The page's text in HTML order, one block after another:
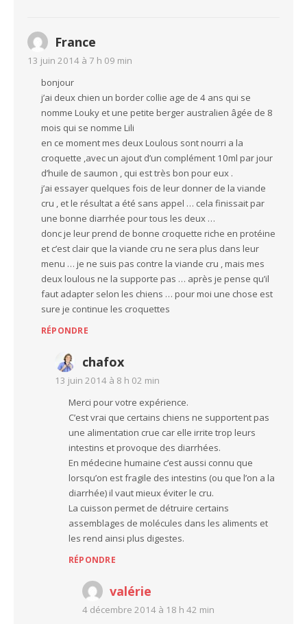
France
13 juin 2014 à 7 h 09 min
bonjour
j’ai deux chien un border collie age de 4 ans qui se
nomme Louky et une petite berger australien âgée de 8
mois qui se nomme Lili
en ce moment mes deux Loulous sont nourri a la
croquette ,avec un ajout d’un complément 10ml par jour
d’huile de saumon , qui est très bon pour eux .
j’ai essayer quelques fois de leur donner de la viande
cru , et le résultat a été sans appel … cela finissait par
une bonne diarrhée pour tous les deux …
donc je leur prend de bonne croquette riche en protéine
et c’est clair que la viande cru ne sera plus dans leur
menu … je ne suis pas contre la viande cru , mais mes
deux loulous ne la supporte pas … après je pense qu’il
faut adapter selon les chiens … pour moi une chose est
sure je continue les croquettes
RÉPONDRE
chafox
13 juin 2014 à 8 h 02 min
Merci pour votre expérience.
C’est vrai que certains chiens ne supportent pas
une alimentation crue car elle irrite trop leurs
intestins et provoque des diarrhées.
En médecine humaine c’est aussi connu que
lorsqu’on est fragile des intestins (ou que l’on a la
diarrhée) il vaut mieux éviter le cru.
La cuisson permet de détruire certains
assemblages de molécules dans les aliments et
les rend ainsi plus digestes.
RÉPONDRE
valérie
4 décembre 2014 à 18 h 42 min